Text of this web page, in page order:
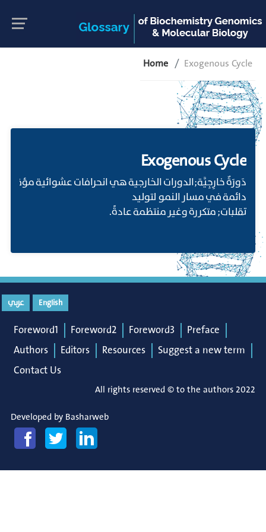
Home Exogenous Cycle
Exogenous Cycle
دَورَةٌ خارِجِيَّة;الدورات الخارجية هي انحرافات عشوائية مؤقتة
دائمة في مسار النمو لتوليد
تقلبات; متكررة وغير منتظمة عادةً.
English عربي
Foreword1 Foreword2 Foreword3
Preface
Authors
Editors Resources
Suggest a new term
Contact Us
All rights reserved © to the authors 2022
Developed by Basharweb